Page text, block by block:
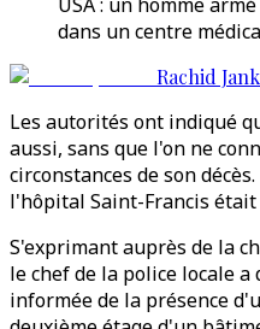
dans un centre
Rachid
Les autorités ont indiqué
aussi, sans que l'on ne
circonstances de son
l'hôpital Saint-Francis
S'exprimant auprès de la
le chef de la police locale
informée de la présence